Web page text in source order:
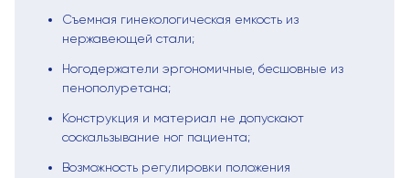
Съемная гинекологическая емкость из
нержавеющей стали;
Ногодержатели эргономичные, бесшовные из
пенополуретана;
Конструкция и материал не допускают
соскальзывание ног пациента;
Возможность регулировки положения